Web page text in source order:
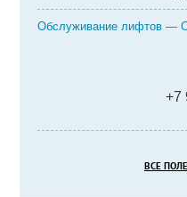
Обслуживание
+7
ВСЕ